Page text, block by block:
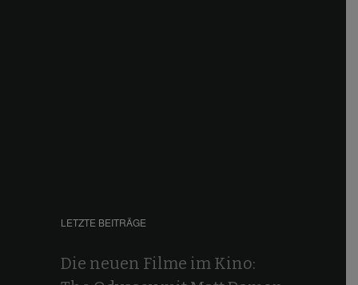
LETZTE BEITRÄGE
Die neuen Filme im Kino: